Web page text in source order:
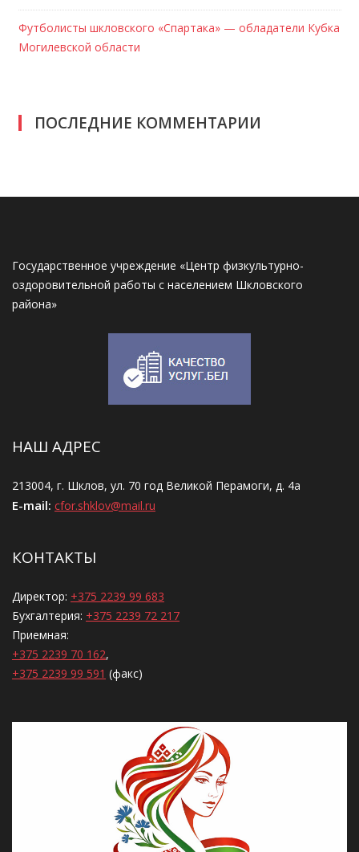
Футболисты шкловского «Спартака» — обладатели Кубка
Могилевской области
ПОСЛЕДНИЕ КОММЕНТАРИИ
Государственное учреждение «Центр физкультурно-
оздоровительной работы с населением Шкловского
района»
НАШ АДРЕС
213004, г. Шклов, ул. 70 год Великой Перамоги, д. 4а
E-mail: cfor.shklov@mail.ru
КОНТАКТЫ
Директор: +375 2239 99 683
Бухгалтерия: +375 2239 72 217
Приемная:
+375 2239 70 162,
+375 2239 99 591 (факс)